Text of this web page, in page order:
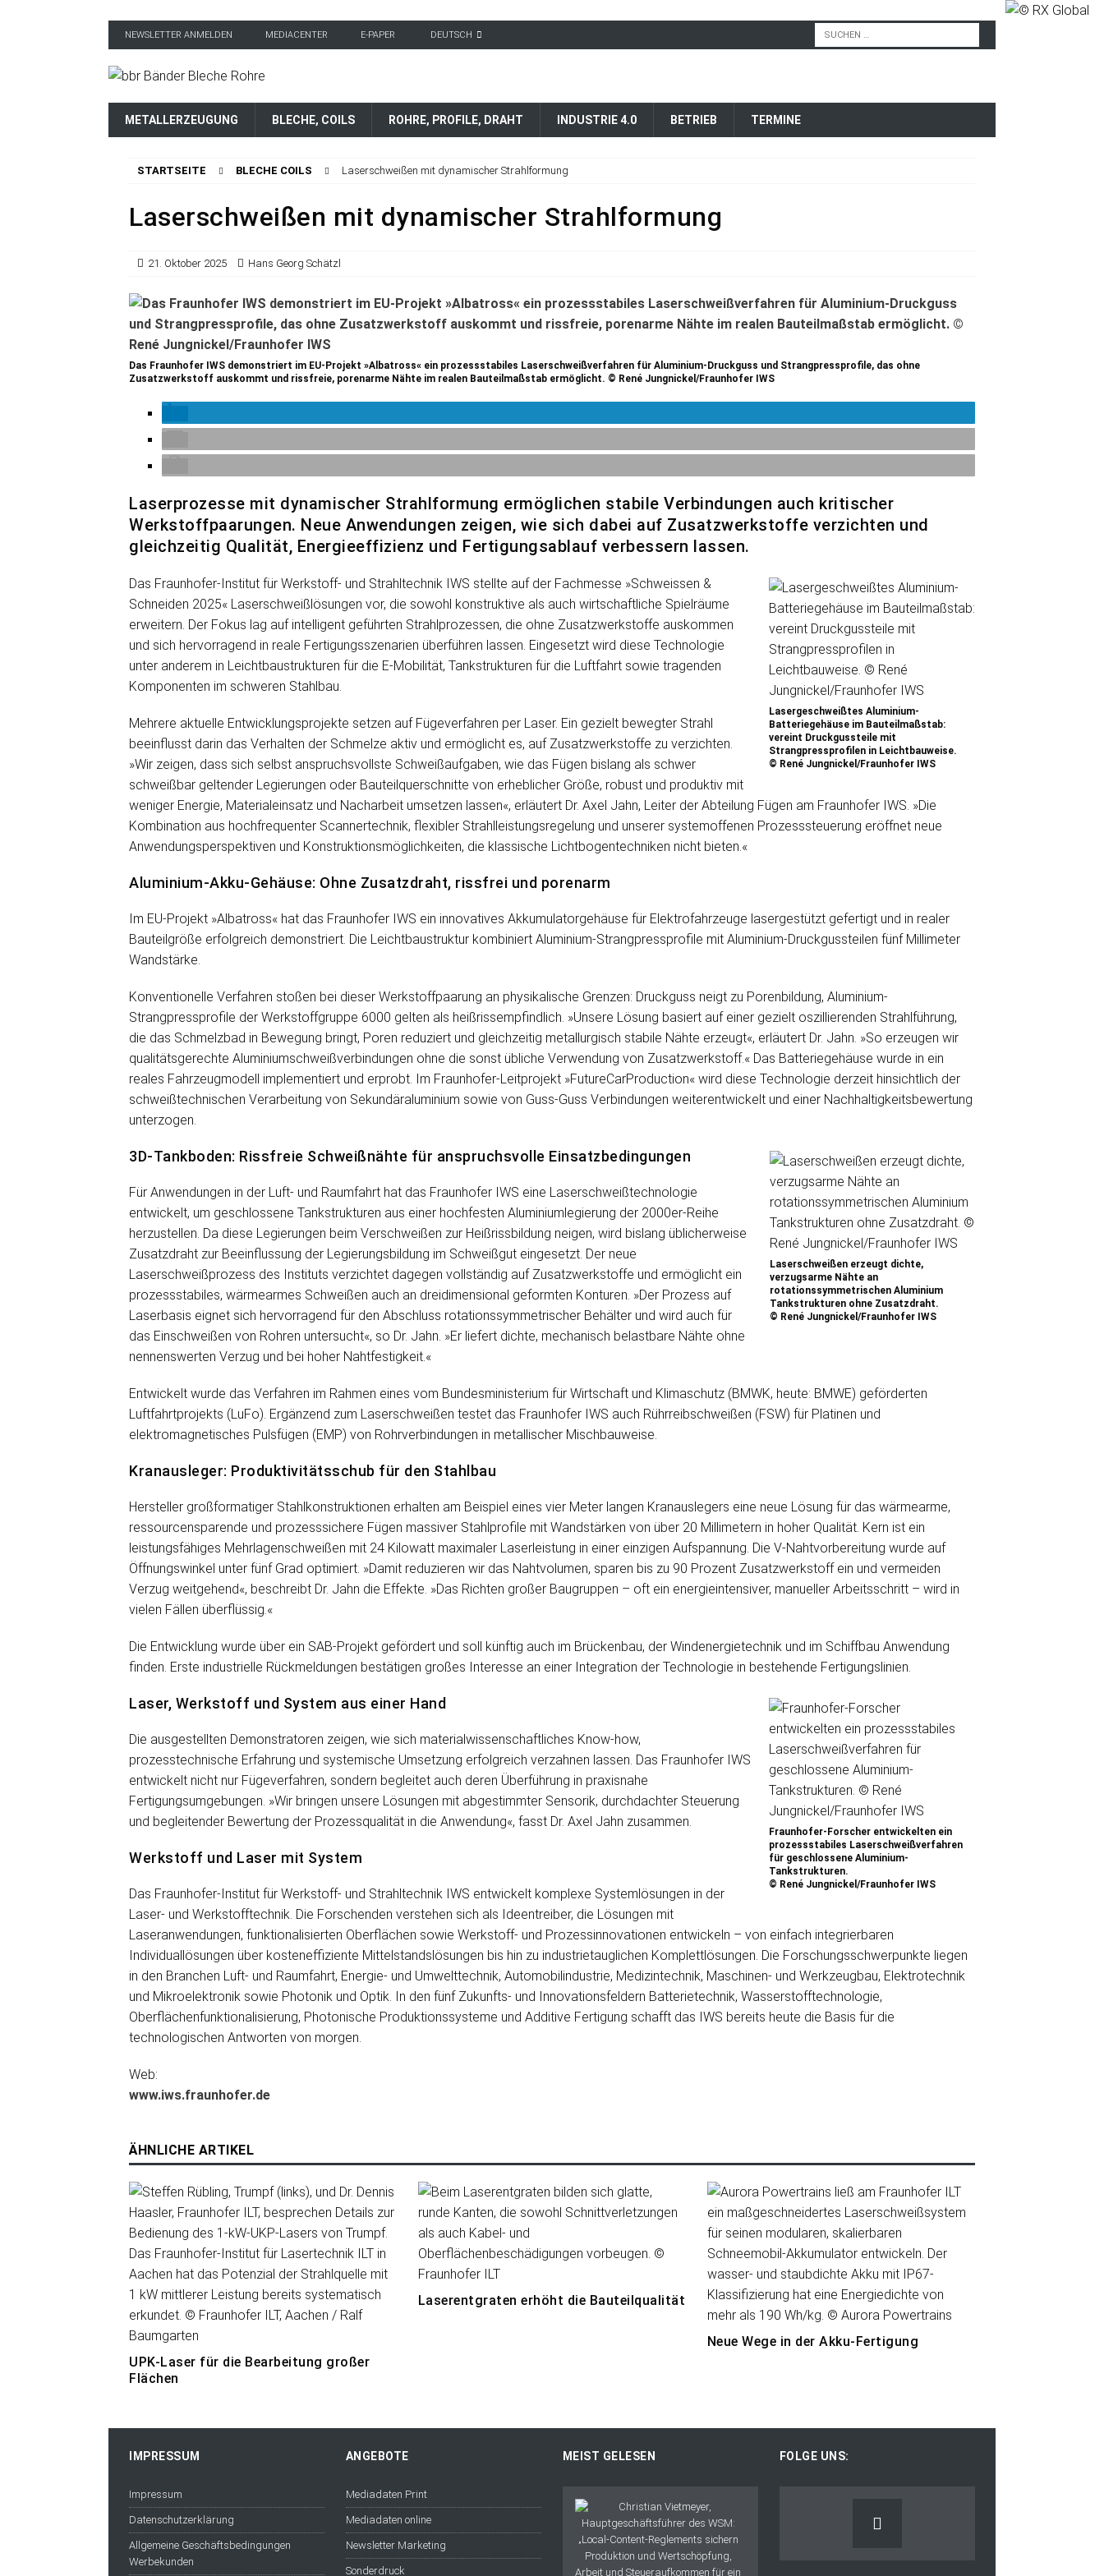
NEWSLETTER ANMELDEN MEDIACENTER E-PAPER DEUTSCH
METALLERZEUGUNG BLECHE, COILS ROHRE, PROFILE, DRAHT INDUSTRIE 4.0 BETRIEB TERMINE
STARTSEITE BLECHE COILS Laserschweißen mit dynamischer Strahlformung
Laserschweißen mit dynamischer Strahlformung
21. Oktober 2025 Hans Georg Schätzl
Das Fraunhofer IWS demonstriert im EU-Projekt »Albatross« ein prozessstabiles Laserschweißverfahren für Aluminium-Druckguss und Strangpressprofile, das ohne
Zusatzwerkstoff auskommt und rissfreie, porenarme Nähte im realen Bauteilmaßstab ermöglicht. © René Jungnickel/Fraunhofer IWS
Laserprozesse mit dynamischer Strahlformung ermöglichen stabile Verbindungen auch kritischer
Werkstoffpaarungen. Neue Anwendungen zeigen, wie sich dabei auf Zusatzwerkstoffe verzichten und
gleichzeitig Qualität, Energieeffizienz und Fertigungsablauf verbessern lassen.
Lasergeschweißtes Aluminium-
Batteriegehäuse im Bauteilmaßstab:
vereint Druckgussteile mit
Strangpressprofilen in Leichtbauweise.
© René Jungnickel/Fraunhofer IWS
Das Fraunhofer-Institut für Werkstoff- und Strahltechnik IWS stellte auf der Fachmesse »Schweissen &
Schneiden 2025« Laserschweißlösungen vor, die sowohl konstruktive als auch wirtschaftliche Spielräume
erweitern. Der Fokus lag auf intelligent geführten Strahlprozessen, die ohne Zusatzwerkstoffe auskommen
und sich hervorragend in reale Fertigungsszenarien überführen lassen. Eingesetzt wird diese Technologie
unter anderem in Leichtbaustrukturen für die E-Mobilität, Tankstrukturen für die Luftfahrt sowie tragenden
Komponenten im schweren Stahlbau.
Mehrere aktuelle Entwicklungsprojekte setzen auf Fügeverfahren per Laser. Ein gezielt bewegter Strahl
beeinflusst darin das Verhalten der Schmelze aktiv und ermöglicht es, auf Zusatzwerkstoffe zu verzichten.
»Wir zeigen, dass sich selbst anspruchsvollste Schweißaufgaben, wie das Fügen bislang als schwer
schweißbar geltender Legierungen oder Bauteilquerschnitte von erheblicher Größe, robust und produktiv mit
weniger Energie, Materialeinsatz und Nacharbeit umsetzen lassen«, erläutert Dr. Axel Jahn, Leiter der Abteilung Fügen am Fraunhofer IWS. »Die
Kombination aus hochfrequenter Scannertechnik, flexibler Strahlleistungsregelung und unserer systemoffenen Prozesssteuerung eröffnet neue
Anwendungsperspektiven und Konstruktionsmöglichkeiten, die klassische Lichtbogentechniken nicht bieten.«
Aluminium-Akku-Gehäuse: Ohne Zusatzdraht, rissfrei und porenarm
Im EU-Projekt »Albatross« hat das Fraunhofer IWS ein innovatives Akkumulatorgehäuse für Elektrofahrzeuge lasergestützt gefertigt und in realer
Bauteilgröße erfolgreich demonstriert. Die Leichtbaustruktur kombiniert Aluminium-Strangpressprofile mit Aluminium-Druckgussteilen fünf Millimeter
Wandstärke.
Konventionelle Verfahren stoßen bei dieser Werkstoffpaarung an physikalische Grenzen: Druckguss neigt zu Porenbildung, Aluminium-
Strangpressprofile der Werkstoffgruppe 6000 gelten als heißrissempfindlich. »Unsere Lösung basiert auf einer gezielt oszillierenden Strahlführung,
die das Schmelzbad in Bewegung bringt, Poren reduziert und gleichzeitig metallurgisch stabile Nähte erzeugt«, erläutert Dr. Jahn. »So erzeugen wir
qualitätsgerechte Aluminiumschweißverbindungen ohne die sonst übliche Verwendung von Zusatzwerkstoff.« Das Batteriegehäuse wurde in ein
reales Fahrzeugmodell implementiert und erprobt. Im Fraunhofer-Leitprojekt »FutureCarProduction« wird diese Technologie derzeit hinsichtlich der
schweißtechnischen Verarbeitung von Sekundäraluminium sowie von Guss-Guss Verbindungen weiterentwickelt und einer Nachhaltigkeitsbewertung
unterzogen.
Laserschweißen erzeugt dichte,
verzugsarme Nähte an
rotationssymmetrischen Aluminium
Tankstrukturen ohne Zusatzdraht.
© René Jungnickel/Fraunhofer IWS
3D-Tankboden: Rissfreie Schweißnähte für anspruchsvolle Einsatzbedingungen
Für Anwendungen in der Luft- und Raumfahrt hat das Fraunhofer IWS eine Laserschweißtechnologie
entwickelt, um geschlossene Tankstrukturen aus einer hochfesten Aluminiumlegierung der 2000er-Reihe
herzustellen. Da diese Legierungen beim Verschweißen zur Heißrissbildung neigen, wird bislang üblicherweise
Zusatzdraht zur Beeinflussung der Legierungsbildung im Schweißgut eingesetzt. Der neue
Laserschweißprozess des Instituts verzichtet dagegen vollständig auf Zusatzwerkstoffe und ermöglicht ein
prozessstabiles, wärmearmes Schweißen auch an dreidimensional geformten Konturen. »Der Prozess auf
Laserbasis eignet sich hervorragend für den Abschluss rotationssymmetrischer Behälter und wird auch für
das Einschweißen von Rohren untersucht«, so Dr. Jahn. »Er liefert dichte, mechanisch belastbare Nähte ohne
nennenswerten Verzug und bei hoher Nahtfestigkeit.«
Entwickelt wurde das Verfahren im Rahmen eines vom Bundesministerium für Wirtschaft und Klimaschutz (BMWK, heute: BMWE) geförderten
Luftfahrtprojekts (LuFo). Ergänzend zum Laserschweißen testet das Fraunhofer IWS auch Rührreibschweißen (FSW) für Platinen und
elektromagnetisches Pulsfügen (EMP) von Rohrverbindungen in metallischer Mischbauweise.
Kranausleger: Produktivitätsschub für den Stahlbau
Hersteller großformatiger Stahlkonstruktionen erhalten am Beispiel eines vier Meter langen Kranauslegers eine neue Lösung für das wärmearme,
ressourcensparende und prozesssichere Fügen massiver Stahlprofile mit Wandstärken von über 20 Millimetern in hoher Qualität. Kern ist ein
leistungsfähiges Mehrlagenschweißen mit 24 Kilowatt maximaler Laserleistung in einer einzigen Aufspannung. Die V-Nahtvorbereitung wurde auf
Öffnungswinkel unter fünf Grad optimiert. »Damit reduzieren wir das Nahtvolumen, sparen bis zu 90 Prozent Zusatzwerkstoff ein und vermeiden
Verzug weitgehend«, beschreibt Dr. Jahn die Effekte. »Das Richten großer Baugruppen – oft ein energieintensiver, manueller Arbeitsschritt – wird in
vielen Fällen überflüssig.«
Die Entwicklung wurde über ein SAB-Projekt gefördert und soll künftig auch im Brückenbau, der Windenergietechnik und im Schiffbau Anwendung
finden. Erste industrielle Rückmeldungen bestätigen großes Interesse an einer Integration der Technologie in bestehende Fertigungslinien.
Fraunhofer-Forscher entwickelten ein
prozessstabiles Laserschweißverfahren
für geschlossene Aluminium-
Tankstrukturen.
© René Jungnickel/Fraunhofer IWS
Laser, Werkstoff und System aus einer Hand
Die ausgestellten Demonstratoren zeigen, wie sich materialwissenschaftliches Know-how,
prozesstechnische Erfahrung und systemische Umsetzung erfolgreich verzahnen lassen. Das Fraunhofer IWS
entwickelt nicht nur Fügeverfahren, sondern begleitet auch deren Überführung in praxisnahe
Fertigungsumgebungen. »Wir bringen unsere Lösungen mit abgestimmter Sensorik, durchdachter Steuerung
und begleitender Bewertung der Prozessqualität in die Anwendung«, fasst Dr. Axel Jahn zusammen.
Werkstoff und Laser mit System
Das Fraunhofer-Institut für Werkstoff- und Strahltechnik IWS entwickelt komplexe Systemlösungen in der
Laser- und Werkstofftechnik. Die Forschenden verstehen sich als Ideentreiber, die Lösungen mit
Laseranwendungen, funktionalisierten Oberflächen sowie Werkstoff- und Prozessinnovationen entwickeln – von einfach integrierbaren
Individuallösungen über kosteneffiziente Mittelstandslösungen bis hin zu industrietauglichen Komplettlösungen. Die Forschungsschwerpunkte liegen
in den Branchen Luft- und Raumfahrt, Energie- und Umwelttechnik, Automobilindustrie, Medizintechnik, Maschinen- und Werkzeugbau, Elektrotechnik
und Mikroelektronik sowie Photonik und Optik. In den fünf Zukunfts- und Innovationsfeldern Batterietechnik, Wasserstofftechnologie,
Oberflächenfunktionalisierung, Photonische Produktionssysteme und Additive Fertigung schafft das IWS bereits heute die Basis für die
technologischen Antworten von morgen.
Web:
www.iws.fraunhofer.de
ÄHNLICHE ARTIKEL
UPK-Laser für die Bearbeitung großer
Flächen
Laserentgraten erhöht die Bauteilqualität
Neue Wege in der Akku-Fertigung
IMPRESSUM
Impressum
Datenschutzerklärung
Allgemeine Geschäftsbedingungen
Werbekunden
ANGEBOTE
Mediadaten Print
Mediadaten online
Newsletter Marketing
Sonderdruck
MEIST GELESEN FOLGE UNS: